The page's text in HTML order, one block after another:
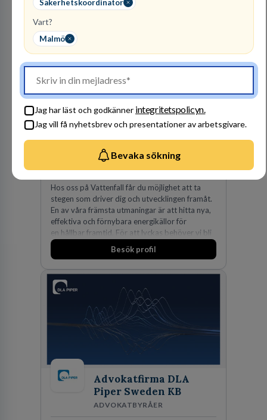
Säkerhetskoordinator
Vart?
Malmö
Jag har läst och godkänner integritetspolicyn.
Jag vill få nyhetsbrev och presentationer av arbetsgivare.
Bevaka sökning
Arbetsgivare i fokus
ENERGI
300lediga jobb
Visa jobb
Hos oss på Vattenfall får du möjlighet att ta
stegen som driver dig och utvecklingen framåt.
En av våra främsta utmaningar är att hitta nya,
effektiva och förnybara energikällor för
en hållbar framtid. För att lyckas behöver vi bli
fler medarbetare som vill göra skillnad.
Besök profil
Advokatfirma DLA
Piper Sweden KB
ADVOKATBYRÅER